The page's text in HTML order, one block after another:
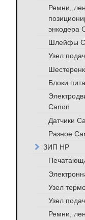
Ремни,
энкодера
Шлейфы
Узел
Блоки
Canon
Датчики
Разное
ЗИП HP
Узел
Узел
Ремни,